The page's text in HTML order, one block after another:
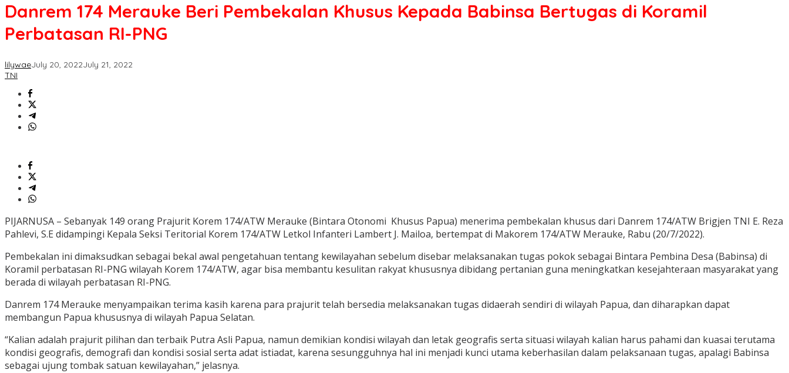
Danrem 174 Merauke Beri Pembekalan Khusus Kepada Babinsa Bertugas di Koramil
Perbatasan RI-PNG
lilywaeJuly 20, 2022July 21, 2022
TNI
PIJARNUSA – Sebanyak 149 orang Prajurit Korem 174/ATW Merauke (Bintara Otonomi Khusus Papua) menerima pembekalan khusus dari Danrem 174/ATW Brigjen TNI E. Reza
Pahlevi, S.E didampingi Kepala Seksi Teritorial Korem 174/ATW Letkol Infanteri Lambert J. Mailoa, bertempat di Makorem 174/ATW Merauke, Rabu (20/7/2022).
Pembekalan ini dimaksudkan sebagai bekal awal pengetahuan tentang kewilayahan sebelum disebar melaksanakan tugas pokok sebagai Bintara Pembina Desa (Babinsa) di
Koramil perbatasan RI-PNG wilayah Korem 174/ATW, agar bisa membantu kesulitan rakyat khususnya dibidang pertanian guna meningkatkan kesejahteraan masyarakat yang
berada di wilayah perbatasan RI-PNG.
Danrem 174 Merauke menyampaikan terima kasih karena para prajurit telah bersedia melaksanakan tugas didaerah sendiri di wilayah Papua, dan diharapkan dapat
membangun Papua khususnya di wilayah Papua Selatan.
“Kalian adalah prajurit pilihan dan terbaik Putra Asli Papua, namun demikian kondisi wilayah dan letak geografis serta situasi wilayah kalian harus pahami dan kuasai terutama
kondisi geografis, demografi dan kondisi sosial serta adat istiadat, karena sesungguhnya hal ini menjadi kunci utama keberhasilan dalam pelaksanaan tugas, apalagi Babinsa
sebagai ujung tombak satuan kewilayahan,” jelasnya.